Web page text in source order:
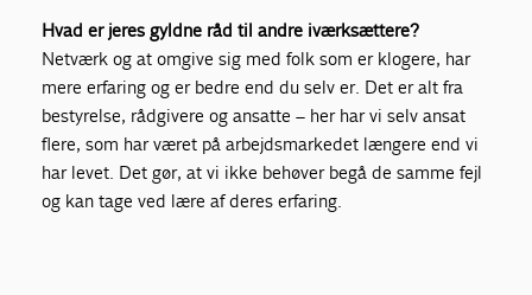
Hvad er jeres gyldne råd til andre iværksættere?
Netværk og at omgive sig med folk som er klogere, har
mere erfaring og er bedre end du selv er. Det er alt fra
bestyrelse, rådgivere og ansatte – her har vi selv ansat
flere, som har været på arbejdsmarkedet længere end vi
har levet. Det gør, at vi ikke behøver begå de samme fejl
og kan tage ved lære af deres erfaring.